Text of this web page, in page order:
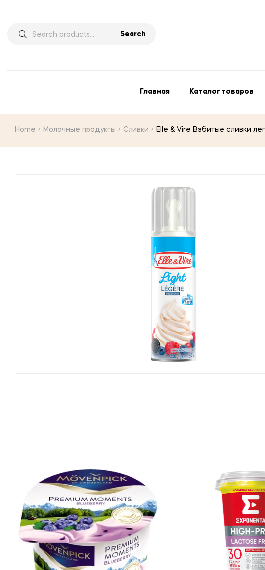
Search
Главная Каталог товаров
Home Молочные продукты Сливки Elle & Vire Взбитые сливки